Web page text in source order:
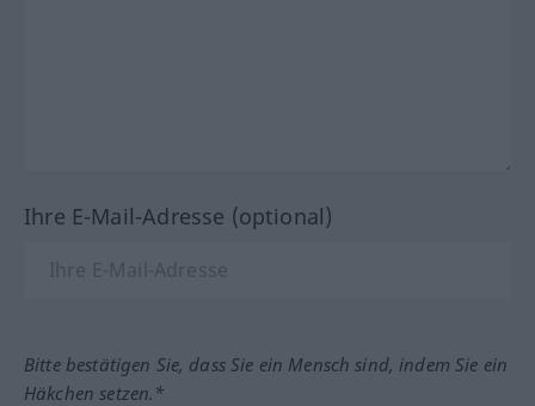
Ihre E-Mail-Adresse (optional)
Bitte bestätigen Sie, dass Sie ein Mensch sind, indem Sie ein
Häkchen setzen.*